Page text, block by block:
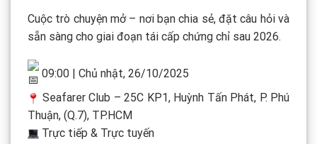
Cuộc trò chuyện mở – nơi bạn chia sẻ, đặt câu hỏi và
sẵn sàng cho giai đoạn tái cấp chứng chỉ sau 2026.
09:00 | Chủ nhật, 26/10/2025
Seafarer Club – 25C KP1, Huỳnh Tấn Phát, P. Phú
Thuận, (Q.7), TP.HCM
Trực tiếp & Trực tuyến